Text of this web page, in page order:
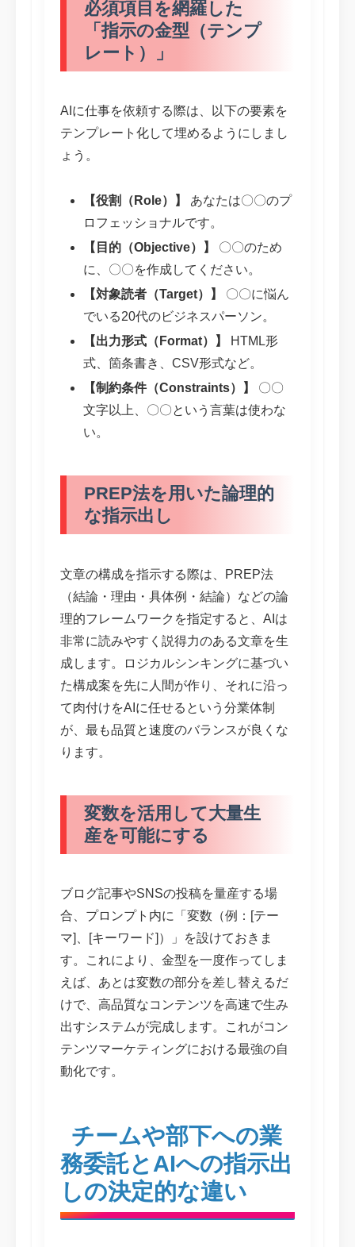
必須項目を網羅した
「指示の金型（テンプ
レート）」
AIに仕事を依頼する際は、以下の要素を
テンプレート化して埋めるようにしまし
ょう。
【役割（Role）】
あなたは〇〇のプ
ロフェッショナルです。
【目的（Objective）】
〇〇のため
に、〇〇を作成してください。
【対象読者（Target）】
〇〇に悩ん
でいる20代のビジネスパーソン。
【出力形式（Format）】
HTML形
式、箇条書き、CSV形式など。
【制約条件（Constraints）】
〇〇
文字以上、〇〇という言葉は使わな
い。
PREP法を用いた論理的
な指示出し
文章の構成を指示する際は、PREP法
（結論・理由・具体例・結論）などの論
理的フレームワークを指定すると、AIは
非常に読みやすく説得力のある文章を生
成します。ロジカルシンキングに基づい
た構成案を先に人間が作り、それに沿っ
て肉付けをAIに任せるという分業体制
が、最も品質と速度のバランスが良くな
ります。
変数を活用して大量生
産を可能にする
ブログ記事やSNSの投稿を量産する場
合、プロンプト内に「変数（例：[テー
マ]、[キーワード]）」を設けておきま
す。これにより、金型を一度作ってしま
えば、あとは変数の部分を差し替えるだ
けで、高品質なコンテンツを高速で生み
出すシステムが完成します。これがコン
テンツマーケティングにおける最強の自
動化です。
チームや部下への業
務委託とAIへの指示出
しの決定的な違い